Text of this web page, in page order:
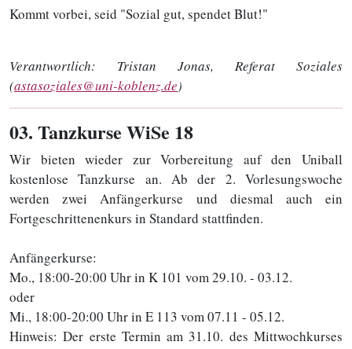
Kommt vorbei, seid "Sozial gut, spendet Blut!"
Verantwortlich: Tristan Jonas, Referat Soziales
(astasoziales@uni-koblenz.de)
03. Tanzkurse WiSe 18
Wir bieten wieder zur Vorbereitung auf den Uniball
kostenlose Tanzkurse an. Ab der 2. Vorlesungswoche
werden zwei Anfängerkurse und diesmal auch ein
Fortgeschrittenenkurs in Standard stattfinden.
Anfängerkurse:
Mo., 18:00-20:00 Uhr in K 101 vom 29.10. - 03.12.
oder
Mi., 18:00-20:00 Uhr in E 113 vom 07.11 - 05.12.
Hinweis: Der erste Termin am 31.10. des Mittwochkurses